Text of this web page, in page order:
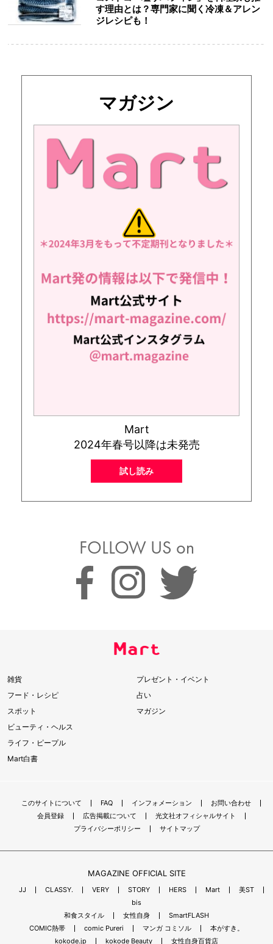
す理由とは？専門家に聞く冷凍＆アレン
ジレシピも！
マガジン
Mart
2024年春号以降は未発売
試し読み
FOLLOW US on
雑貨
フード・レシピ
スポット
ビューティ・ヘルス
ライフ・ピープル
Mart白書
プレゼント・イベント
占い
マガジン
このサイトについて FAQ インフォメーション
お問い合わせ
会員登録
広告掲載について
光文社オフィシャルサイト
プライバシーポリシー
サイトマップ
MAGAZINE OFFICIAL SITE
JJ CLASSY. VERY STORY HERS Mart
美ST
bis
和食スタイル
女性自身
SmartFLASH
COMIC熱帯
comic Pureri マンガ コミソル
本がすき。
kokode.jp
kokode Beauty 女性自身百貨店